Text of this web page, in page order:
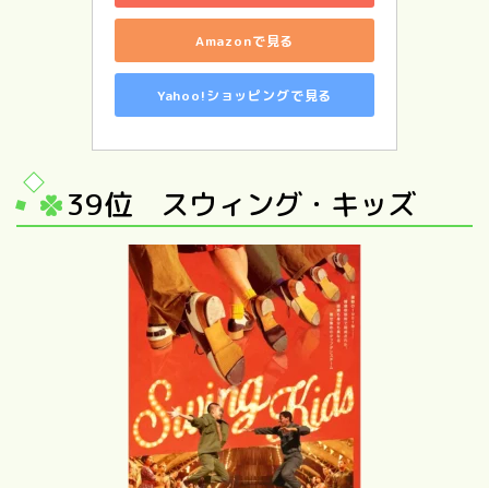
Amazonで見る
Yahoo!ショッピングで見る
39位 スウィング・キッズ